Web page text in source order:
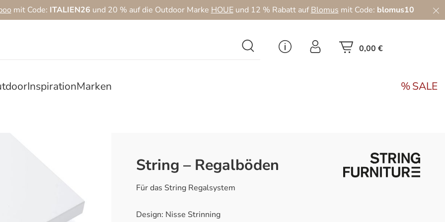
mit Code: ITALIEN26 und 20 % auf die Outdoor Marke HOUEund 12 % Rabatt aufBlomus mit Code: blomus10
0,00 €
InspirationMarken SALE
String – Regalböden
Für das String Regalsystem
Design: Nisse Strinning